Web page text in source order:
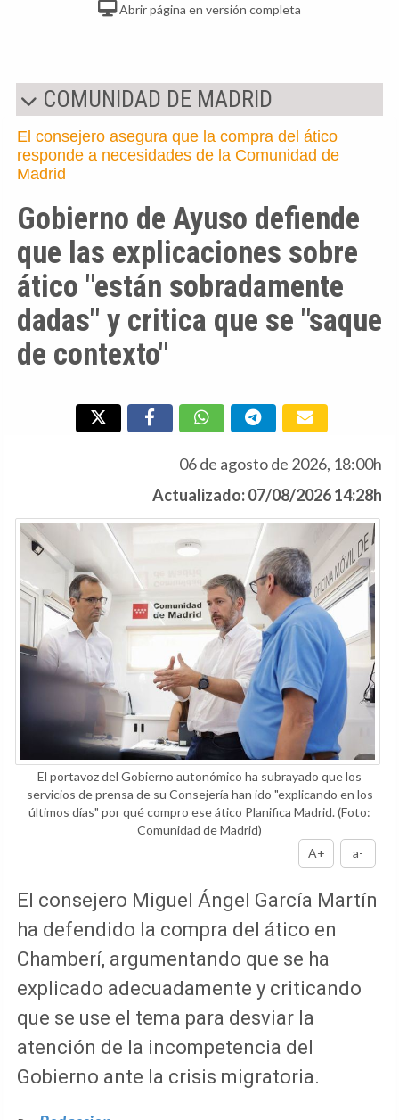
responde a necesidades de la Comunidad de
Gobierno de Ayuso defiende
que las explicaciones sobre
ático "están sobradamente
dadas" y critica que se "saque
de contexto"
06 de agosto de 2026, 18:00h
Actualizado: 07/08/2026 14:28h
El portavoz del Gobierno autonómico ha subrayado que los
servicios de prensa de su Consejería han ido "explicando en los
últimos días" por qué compro ese ático Planifica Madrid.
(Foto:
Comunidad de Madrid)
A+
a-
El consejero Miguel Ángel García Martín
ha defendido la compra del ático en
Chamberí, argumentando que se ha
explicado adecuadamente y criticando
que se use el tema para desviar la
atención de la incompetencia del
Gobierno ante la crisis migratoria.
Redaccion
El consejero de Presidencia, Justicia y
Administración Local,Miguel Ángel García
Martín, ha defendido este jueves que
explicaciones el ático adquirido en
Chamberí están "sobradamente dadas"
ha criticado que se saque este asunto "de